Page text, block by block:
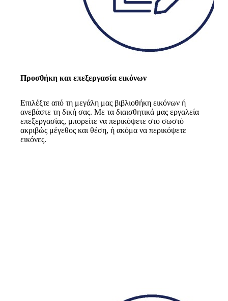
Προσθήκη και επεξεργασία εικόνων
Επιλέξτε από τη μεγάλη μας βιβλιοθήκη εικόνων ή
ανεβάστε τη δική σας. Με τα διαισθητικά μας εργαλεία
επεξεργασίας, μπορείτε να περικόψετε στο σωστό
ακριβώς μέγεθος και θέση, ή ακόμα να περικόψετε
εικόνες.